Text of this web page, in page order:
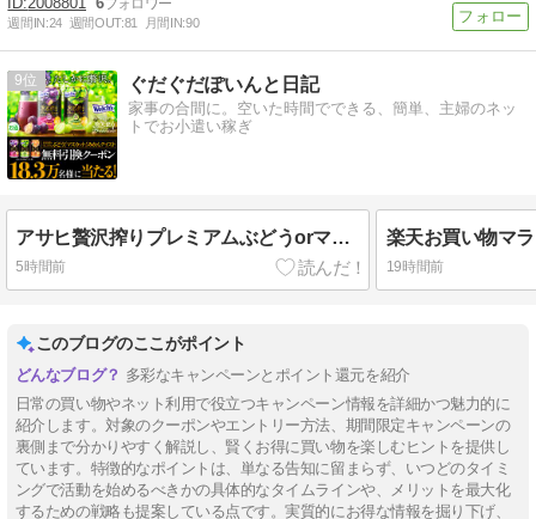
週間IN:24 週間OUT:81 月間IN:90
9 ぐだぐだぽいんと日記
家事の合間に。空いた時間でできる、簡単、主婦のネッ
トでお小遣い稼ぎ
アサヒ贅沢搾りプレミアムぶどうorマスカットが、18.3万名に当たります。8/17 10:00まで。
5時間前 19時間前
このブログのここがポイント
多彩なキャンペーンとポイント還元を紹介
日常の買い物やネット利用で役立つキャンペーン情報を詳細かつ魅力的に
紹介します。対象のクーポンやエントリー方法、期間限定キャンペーンの
裏側まで分かりやすく解説し、賢くお得に買い物を楽しむヒントを提供し
ています。特徴的なポイントは、単なる告知に留まらず、いつどのタイミ
ングで活動を始めるべきかの具体的なタイムラインや、メリットを最大化
するための戦略も提案している点です。実質的にお得な情報を掘り下げ、